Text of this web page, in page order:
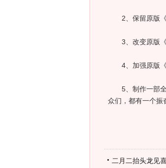
2、保留原版《
3、改变原版《
4、加强原版《
5、制作一部全
众们，都有一个振
二月二抬头龙见